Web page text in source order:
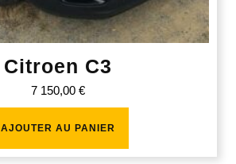
Citroen C3
7 150,00 €
AJOUTER AU PANIER